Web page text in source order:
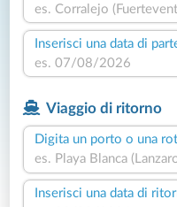
Inserisci una data di
Viaggio di ritorno
Digita un porto o una
Inserisci una data di